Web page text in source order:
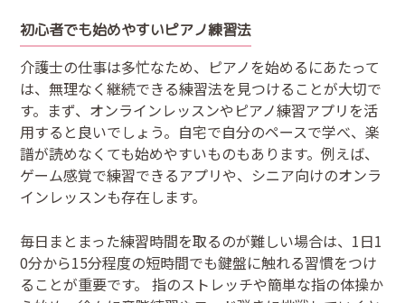
初心者でも始めやすいピアノ練習法
介護士の仕事は多忙なため、ピアノを始めるにあたって
は、無理なく継続できる練習法を見つけることが大切で
す。まず、オンラインレッスンやピアノ練習アプリを活
用すると良いでしょう。自宅で自分のペースで学べ、楽
譜が読めなくても始めやすいものもあります。例えば、
ゲーム感覚で練習できるアプリや、シニア向けのオンラ
インレッスンも存在します。
毎日まとまった練習時間を取るのが難しい場合は、1日1
0分から15分程度の短時間でも鍵盤に触れる習慣をつけ
ることが重要です。 指のストレッチや簡単な指の体操か